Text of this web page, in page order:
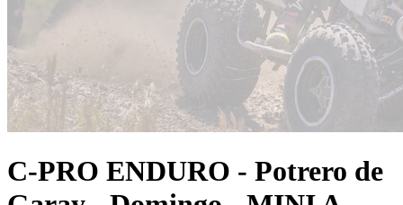
C-PRO ENDURO - Potrero de